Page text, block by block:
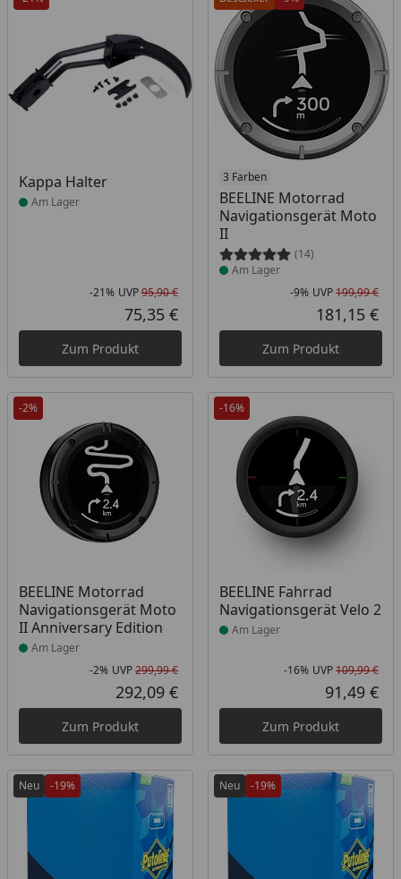
Kappa Halter
Produkt am Lager
Am Lager
Rabatt in Prozent
-21%
Ursprünglicher Preis
UVP95,90 €
Aktueller Preis
75,35 €
Zum Produkt
3 Farben
BEELINE Motorrad
Navigationsgerät Moto
II
(14)
Produkt am Lager
Am Lager
-9% UVP199,99 €
181,15 €
Zum Produkt
-2%
BEELINE Motorrad
Navigationsgerät Moto
II Anniversary Edition
Produkt am Lager
Am Lager
Rabatt in Prozent
-2%
Ursprünglicher Preis
UVP299,99 €
Aktueller Preis
292,09 €
Zum Produkt
-16%
BEELINE Fahrrad
Navigationsgerät Velo 2
Produkt am Lager
Am Lager
-16% UVP109,99 €
91,49 €
Zum Produkt
Neu -19% Neu -19%